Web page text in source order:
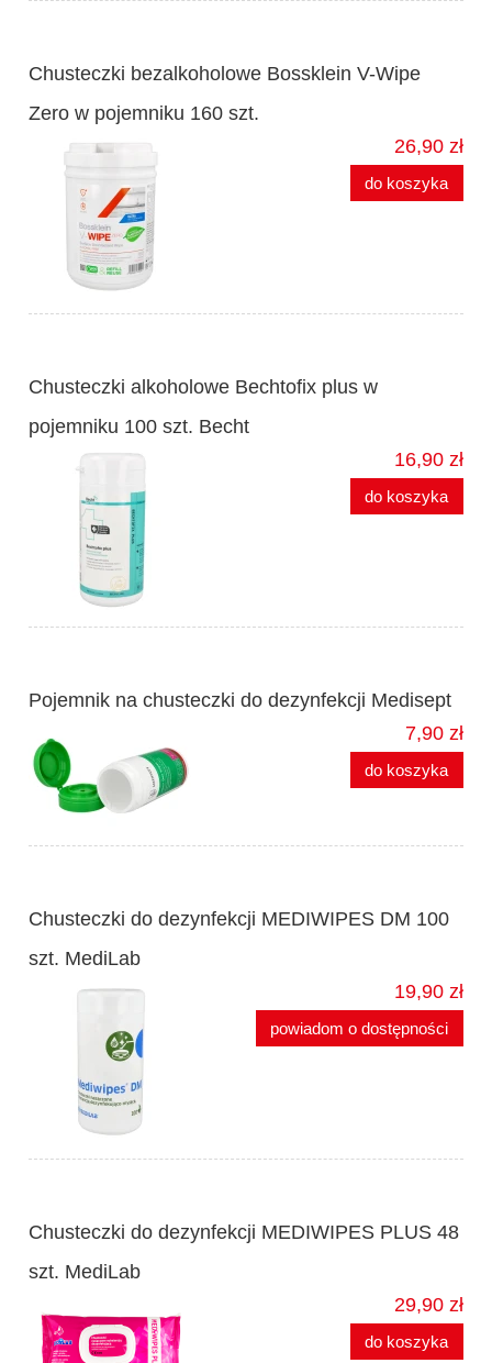
Chusteczki bezalkoholowe Bossklein V-Wipe
Zero w pojemniku 160 szt.
26,90 zł
do koszyka
Chusteczki alkoholowe Bechtofix plus w
pojemniku 100 szt. Becht
16,90 zł
do koszyka
Pojemnik na chusteczki do dezynfekcji Medisept
7,90 zł
do koszyka
Chusteczki do dezynfekcji MEDIWIPES DM 100
szt. MediLab
19,90 zł
powiadom o dostępności
Chusteczki do dezynfekcji MEDIWIPES PLUS 48
szt. MediLab
29,90 zł
do koszyka